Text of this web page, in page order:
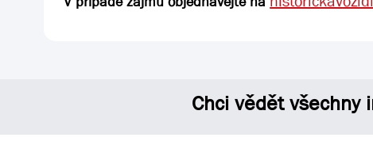
Chci vědět všechny